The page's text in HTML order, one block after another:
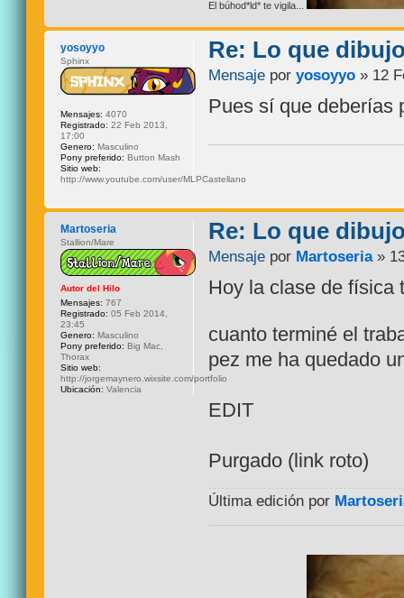
El búhod*ld* te vigila...
Re: Lo que
Mensaje poryosoyyo » 12
Pues sí que deberías
yosoyyo
Sphinx
Mensajes: 4070
Registrado: 22 Feb 2013,
17:00
Genero: Masculino
Pony preferido: Button Mash
Sitio web:
http://www.youtube.com/user/MLPCastellano
Re: Lo que
Mensaje por Martoseria»
Hoy la clase de física
cuanto terminé el
pez me ha quedado
EDIT
Purgado (link roto)
Última edición por
Martoseria
Stallion/Mare
Autor del Hilo
Mensajes: 767
Registrado: 05 Feb 2014,
23:45
Genero: Masculino
Pony preferido: Big Mac,
Thorax
Sitio web:
http://jorgemaynero.wixsite.com/portfolio
Ubicación: Valencia